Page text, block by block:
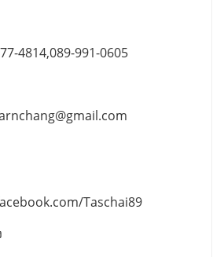
4814,089-991-0605
Taschai89